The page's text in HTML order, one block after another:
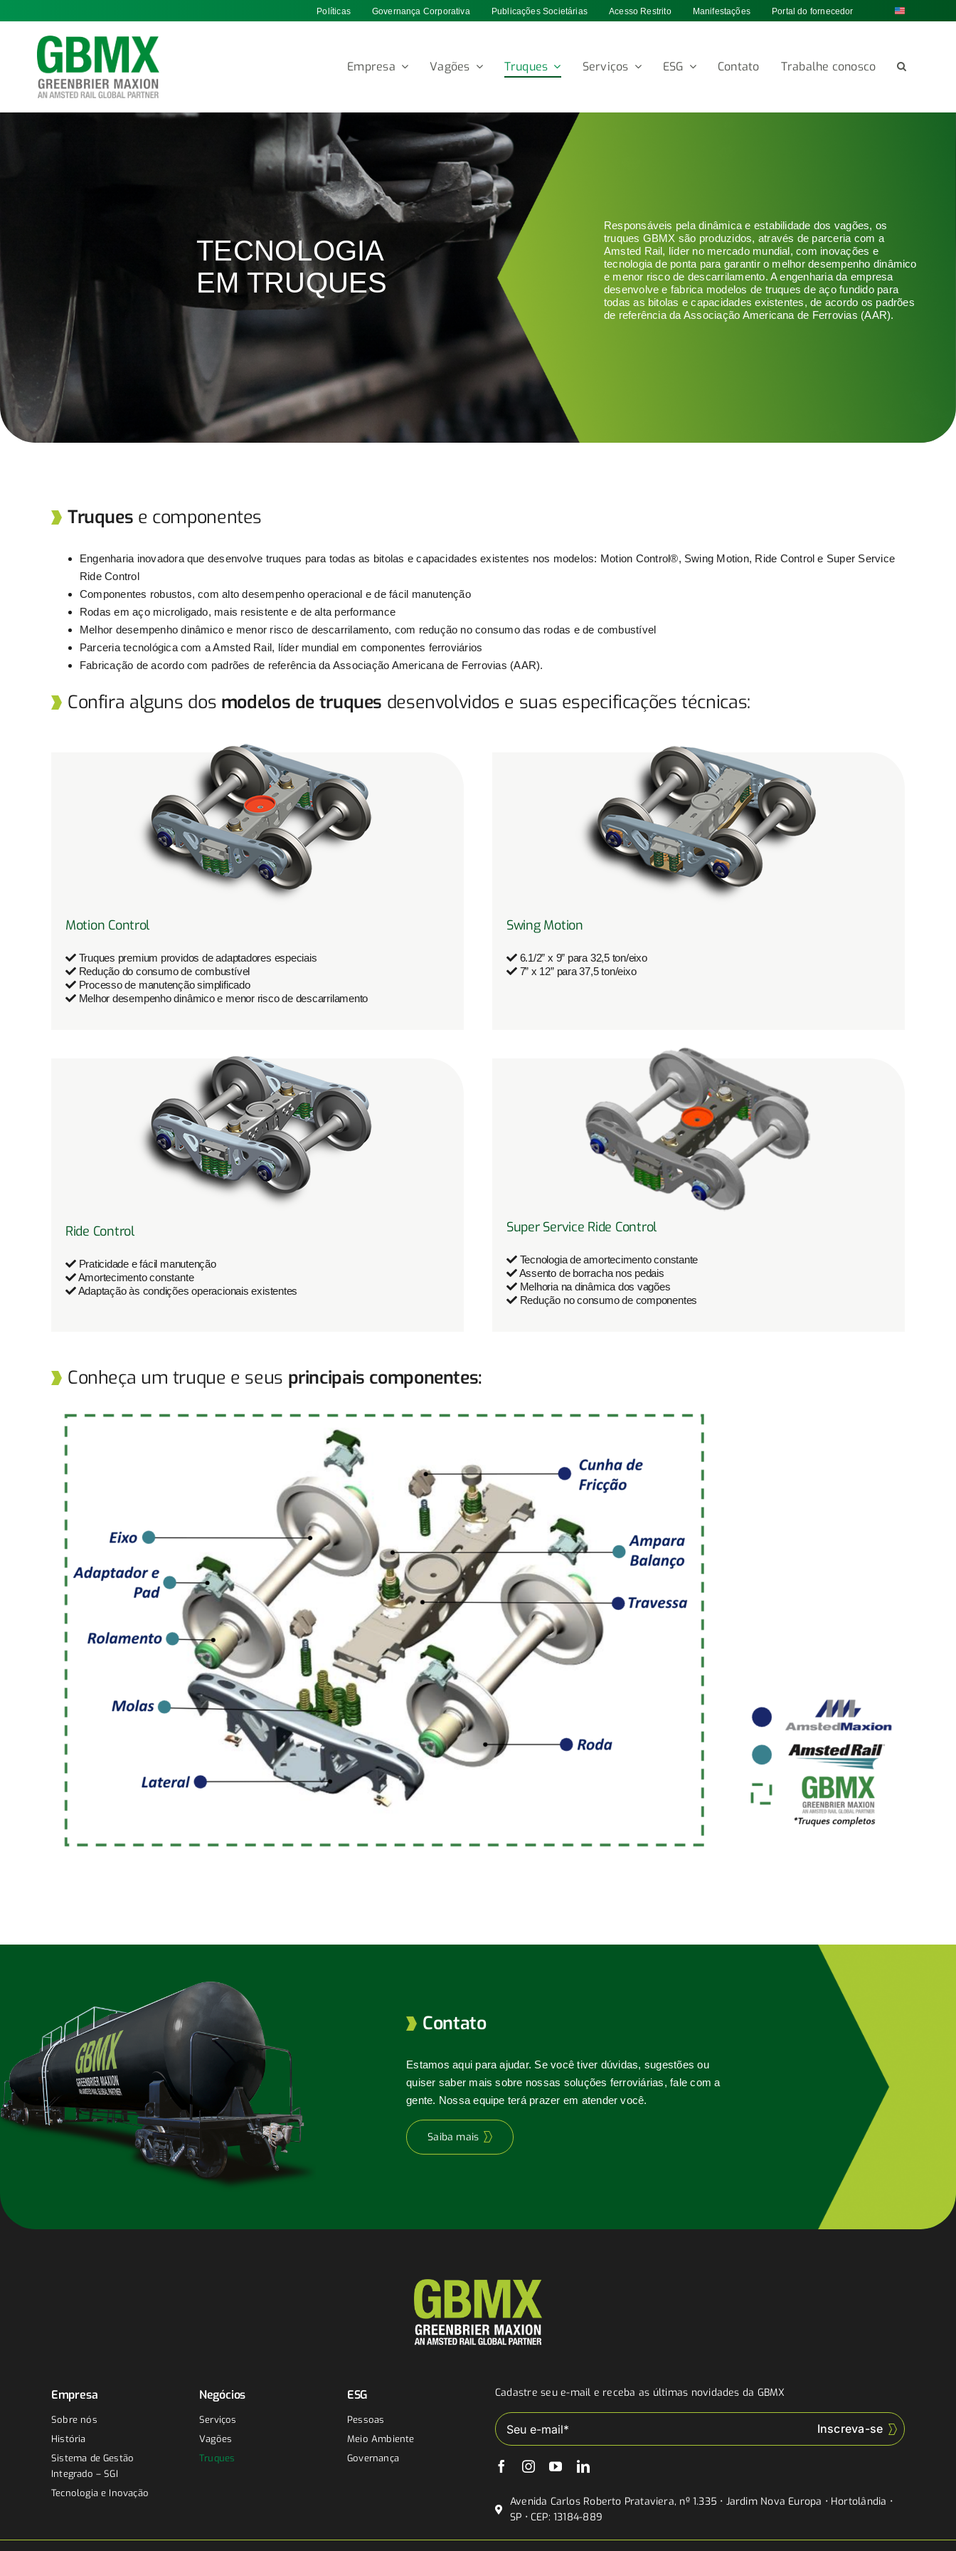
content
Políticas Governança Corporativa Publicações Societárias Acesso Restrito Manifestações Portal do fornecedor
Empresa Vagões Truques Serviços ESG Contato Trabalhe conosco
TECNOLOGIA
EM TRUQUES
Responsáveis pela dinâmica e estabilidade dos vagões, os
truques GBMX são produzidos, através de parceria com a
Amsted Rail, líder no mercado mundial, com inovações e
tecnologia de ponta para garantir o melhor desempenho dinâmico
e menor risco de descarrilamento. A engenharia da empresa
desenvolve e fabrica modelos de truques de aço fundido para
todas as bitolas e capacidades existentes, de acordo os padrões
de referência da Associação Americana de Ferrovias (AAR).
Truques e componentes
Engenharia inovadora que desenvolve truques para todas as bitolas e capacidades existentes nos modelos: Motion Control®, Swing Motion, Ride Control e Super Service
Ride Control
Componentes robustos, com alto desempenho operacional e de fácil manutenção
Rodas em aço microligado, mais resistente e de alta performance
Melhor desempenho dinâmico e menor risco de descarrilamento, com redução no consumo das rodas e de combustível
Parceria tecnológica com a Amsted Rail, líder mundial em componentes ferroviários
Fabricação de acordo com padrões de referência da Associação Americana de Ferrovias (AAR).
Confira alguns dos modelos de truques desenvolvidos e suas especificações técnicas:
Motion Control
Truques premium providos de adaptadores especiais
Redução do consumo de combustível
Processo de manutenção simplificado
Melhor desempenho dinâmico e menor risco de descarrilamento
Swing Motion
6.1/2” x 9” para 32,5 ton/eixo
7” x 12” para 37,5 ton/eixo
Ride Control
Praticidade e fácil manutenção
Amortecimento constante
Adaptação às condições operacionais existentes
Super Service Ride Control
Tecnologia de amortecimento constante
Assento de borracha nos pedais
Melhoria na dinâmica dos vagões
Redução no consumo de componentes
Conheça um truque e seus principais componentes:
Contato
Estamos aqui para ajudar. Se você tiver dúvidas, sugestões ou
quiser saber mais sobre nossas soluções ferroviárias, fale com a
gente. Nossa equipe terá prazer em atender você.
Saiba mais
Empresa
Sobre nós
História
Sistema de Gestão
Integrado – SGI
Tecnologia e Inovação
Negócios
Serviços
Vagões
Truques
ESG
Pessoas
Meio Ambiente
Governança
Cadastre seu e-mail e receba as últimas novidades da GBMX
Avenida Carlos Roberto Prataviera, nº 1.335 • Jardim Nova Europa • Hortolândia •
SP • CEP: 13184-889